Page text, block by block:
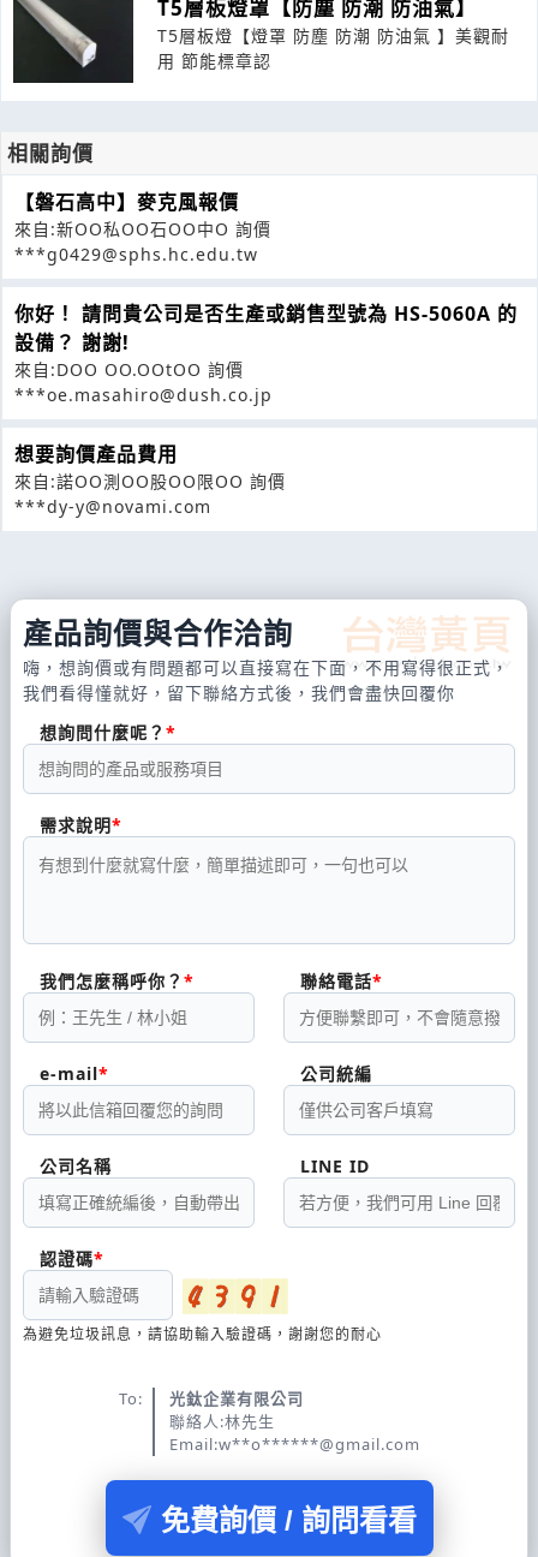
T5層板燈罩【防塵 防潮 防油氣】
T5層板燈【燈罩 防塵 防潮 防油氣 】美觀耐
用 節能標章認
相關詢價
【磐石高中】麥克風報價
來自:新OO私OO石OO中O 詢價
***g0429@sphs.hc.edu.tw
你好！ 請問貴公司是否生產或銷售型號為 HS-5060A 的
設備？ 謝謝!
來自:DOO OO.OOtOO 詢價
***oe.masahiro@dush.co.jp
想要詢價產品費用
來自:諾OO測OO股OO限OO 詢價
***dy-y@novami.com
產品詢價與合作洽詢
嗨，想詢價或有問題都可以直接寫在下面，不用寫得很正式，
我們看得懂就好，留下聯絡方式後，我們會盡快回覆你
想詢問什麼呢？
需求說明
我們怎麼稱呼你？ 聯絡電話
e-mail 公司統編
公司名稱 LINE ID
認證碼
為避免垃圾訊息，請協助輸入驗證碼，謝謝您的耐心
To:
光鈦企業有限公司
聯絡人:林先生
Email:w**o******@gmail.com
免費詢價 / 詢問看看